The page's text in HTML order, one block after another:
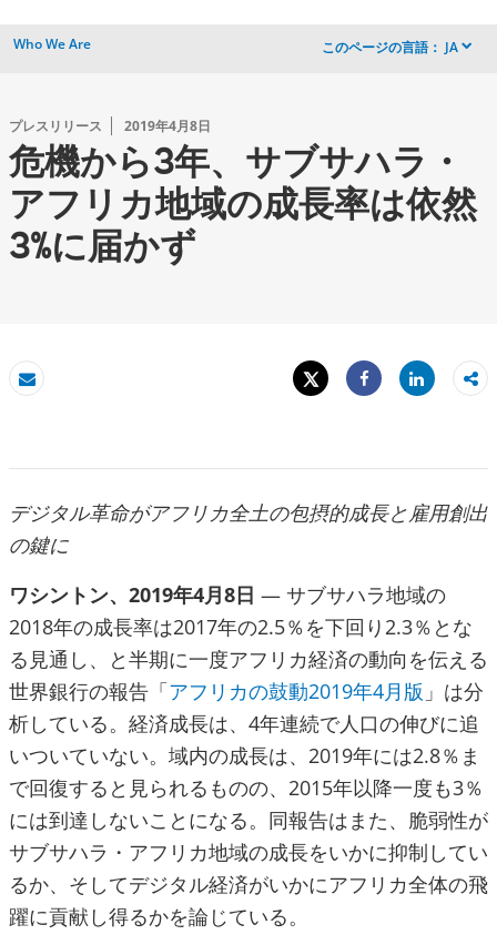
Who We Are このページの言語： JA dropdown
プレスリリース 2019年4月8日
危機から3年、サブサハラ・
アフリカ地域の成長率は依然
3%に届かず
Eメール
Tweet
Share
Share
デジタル革命がアフリカ全土の包摂的成長と雇用創出
の鍵に
ワシントン、2019年4月8日 — サブサハラ地域の
2018年の成長率は2017年の2.5％を下回り2.3％とな
る見通し、と半期に一度アフリカ経済の動向を伝える
世界銀行の報告「アフリカの鼓動2019年4月版 」は分
析している。経済成長は、4年連続で人口の伸びに追
いついていない。域内の成長は、2019年には2.8％ま
で回復すると見られるものの、2015年以降一度も3％
には到達しないことになる。同報告はまた、脆弱性が
サブサハラ・アフリカ地域の成長をいかに抑制してい
るか、そしてデジタル経済がいかにアフリカ全体の飛
躍に貢献し得るかを論じている。